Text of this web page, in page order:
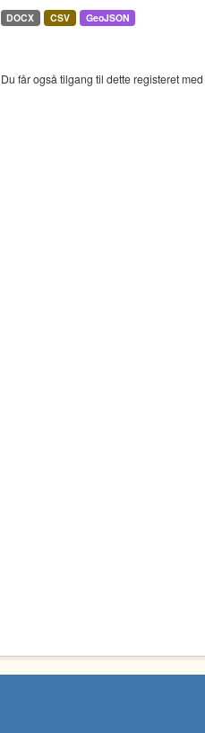
DOCX CSV GeoJSON
Du får også tilgang til dette registeret med